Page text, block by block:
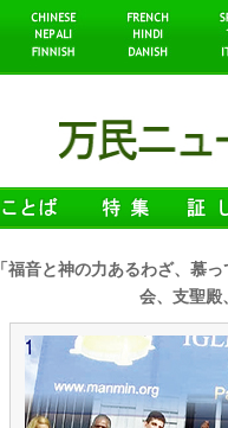
「福音と神の力あるわざ、慕
会、支聖殿